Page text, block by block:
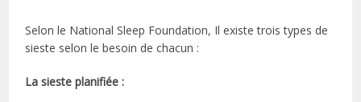
Selon le National Sleep Foundation, Il existe trois types de
sieste selon le besoin de chacun :
La sieste planifiée :